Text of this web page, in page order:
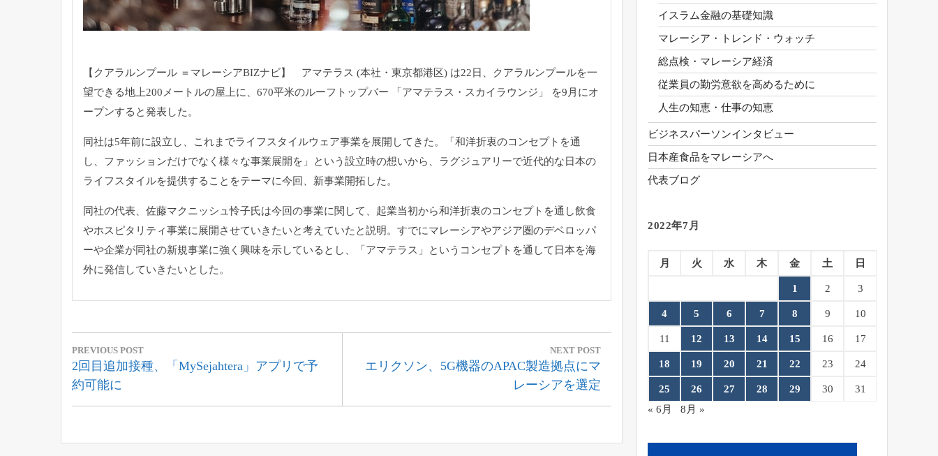
【クアラルンプール ＝マレーシアBIZナビ】 アマテラス (本社・東京都港区) は22日、クアラルンプールを一
望できる地上200メートルの屋上に、670平米のルーフトップバー 「アマテラス・スカイラウンジ」 を9月にオ
ープンすると発表した。
同社は5年前に設立し、これまでライフスタイルウェア事業を展開してきた。「和洋折衷のコンセプトを通
し、ファッションだけでなく様々な事業展開を」という設立時の想いから、ラグジュアリーで近代的な日本の
ライフスタイルを提供することをテーマに今回、新事業開拓した。
同社の代表、佐藤マクニッシュ怜子氏は今回の事業に関して、起業当初から和洋折衷のコンセプトを通し飲食
やホスピタリティ事業に展開させていきたいと考えていたと説明。すでにマレーシアやアジア圏のデベロッパ
ーや企業が同社の新規事業に強く興味を示しているとし、「アマテラス」というコンセプトを通して日本を海
外に発信していきたいとした。
投
稿
ナ
ビ
PREVIOUS POST
Previous
Post:
2回目追加接種、「MySejahtera」アプリで予
約可能に
NEXT POST
Next
エリクソン、5G機器のAPAC製造拠点にマ
レーシアを選定
イスラム金融の基礎知識
マレーシア・トレンド・ウォッチ
総点検・マレーシア経済
従業員の勤労意欲を高めるために
人生の知恵・仕事の知恵
ビジネスパーソンインタビュー
日本産食品をマレーシアへ
代表ブログ
2022年7月
月 火 水 木 金 土 日
1 2 3
4 5 6 7 8 9 10
11 12 13 14 15 16 17
18 19 20 21 22 23 24
25 26 27 28 29 30
31
« 6月
8月 »